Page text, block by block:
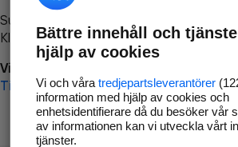
Surfa till
Klicka påTillbaka-knappen i webbläsaren
Vi beklagar besväret!
Till startsidan
Bättre innehåll och
hjälp av cookies
Vi och våra tredjepartsleverantörer
information med hjälp av cookies och
enhetsidentifierare då du besöker vår
av informationen kan vi utveckla vårt
tjänster.